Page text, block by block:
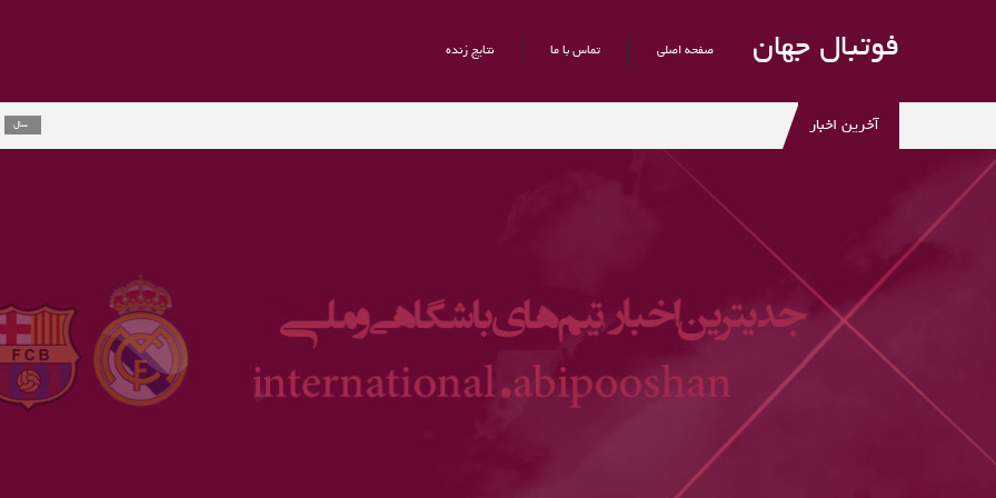
فوتبال جهان صفحه اصلی تماس با ما نتایج زنده
آخرین اخبار راموس به
ارلینگ